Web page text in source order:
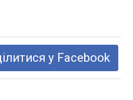
у Facebook